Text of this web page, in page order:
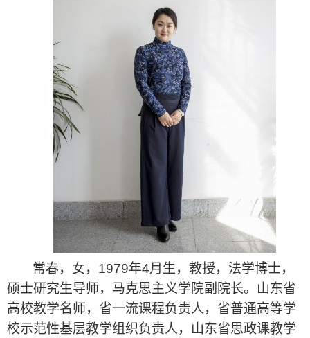
常春，女，1979年4月生，教授，法学博士，
硕士研究生导师，马克思主义学院副院长。山东省
高校教学名师，省一流课程负责人，省普通高等学
校示范性基层教学组织负责人，山东省思政课教学